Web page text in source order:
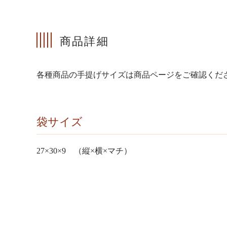
商品詳細
各種商品の手提げサイズは商品ページをご確認くだ
袋サイズ
27×30×9 （縦×横×マチ）